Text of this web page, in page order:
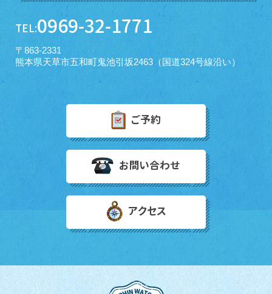
TEL:0969-32-1771
〒863-2331
熊本県天草市五和町鬼池引坂2463（国道324号線沿い）
ご予約
お問い合わせ
アクセス